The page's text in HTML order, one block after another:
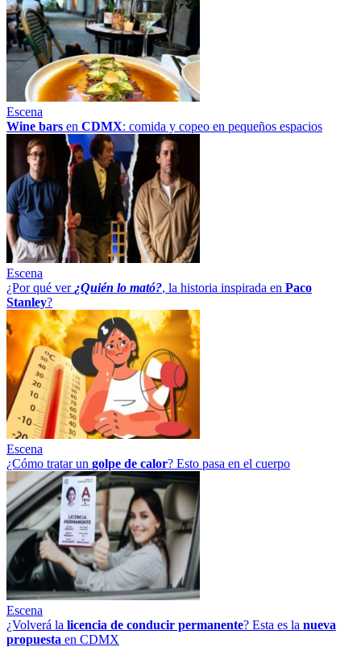
Escena
Wine bars en CDMX: comida y copeo en pequeños espacios
Escena
¿Por qué ver ¿Quién lo mató?, la historia inspirada en Paco
Stanley?
Escena
¿Cómo tratar un golpe de calor? Esto pasa en el cuerpo
Escena
¿Volverá la licencia de conducir permanente? Esta es la nueva
propuesta en CDMX